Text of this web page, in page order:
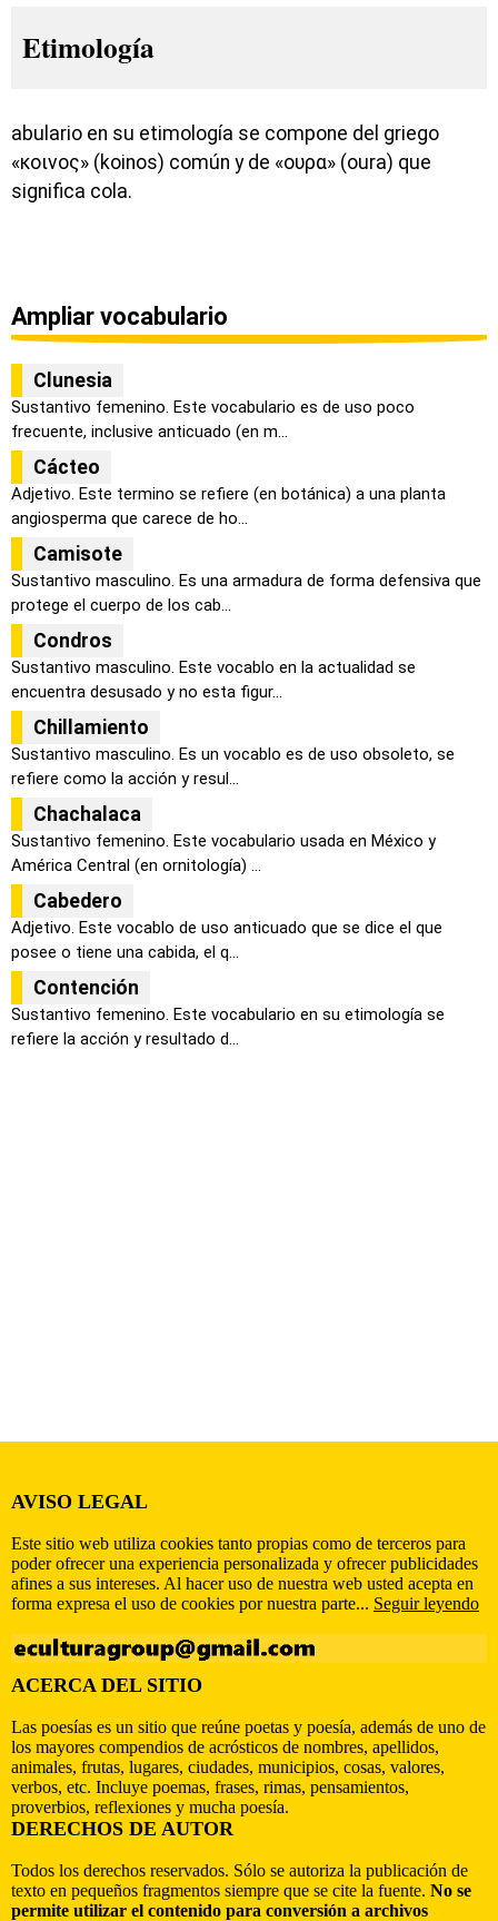
Etimología
abulario en su etimología se compone del griego
«κοινος» (koinos) común y de «ουρα» (oura) que
significa cola.
Ampliar vocabulario
Clunesia
Sustantivo femenino. Este vocabulario es de uso poco
frecuente, inclusive anticuado (en m...
Cácteo
Adjetivo. Este termino se refiere (en botánica) a una planta
angiosperma que carece de ho...
Camisote
Sustantivo masculino. Es una armadura de forma defensiva que
protege el cuerpo de los cab...
Condros
Sustantivo masculino. Este vocablo en la actualidad se
encuentra desusado y no esta figur...
Chillamiento
Sustantivo masculino. Es un vocablo es de uso obsoleto, se
refiere como la acción y resul...
Chachalaca
Sustantivo femenino. Este vocabulario usada en México y
América Central (en ornitología) ...
Cabedero
Adjetivo. Este vocablo de uso anticuado que se dice el que
posee o tiene una cabida, el q...
Contención
Sustantivo femenino. Este vocabulario en su etimología se
refiere la acción y resultado d...
AVISO LEGAL
Este sitio web utiliza cookies tanto propias como de terceros para
poder ofrecer una experiencia personalizada y ofrecer publicidades
afines a sus intereses. Al hacer uso de nuestra web usted acepta en
forma expresa el uso de cookies por nuestra parte... Seguir leyendo
ACERCA DEL SITIO
Las poesías es un sitio que reúne poetas y poesía, además de uno de
los mayores compendios de acrósticos de nombres, apellidos,
animales, frutas, lugares, ciudades, municipios, cosas, valores,
verbos, etc. Incluye poemas, frases, rimas, pensamientos,
proverbios, reflexiones y mucha poesía.
DERECHOS DE AUTOR
Todos los derechos reservados. Sólo se autoriza la publicación de
texto en pequeños fragmentos siempre que se cite la fuente. No se
permite utilizar el contenido para conversión a archivos